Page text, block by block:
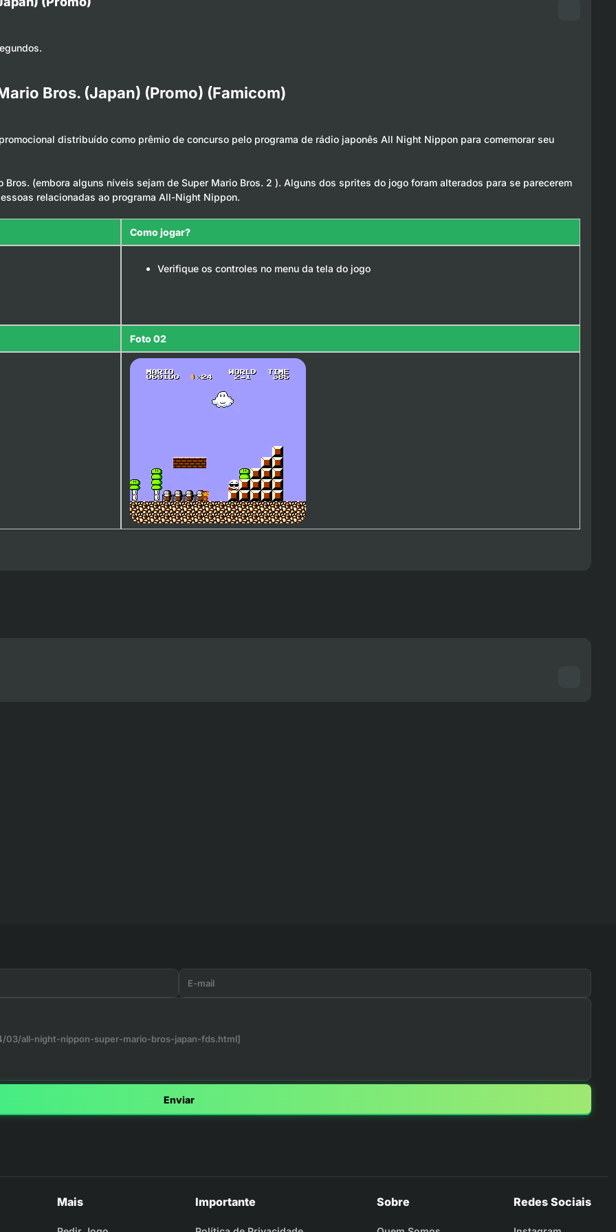
Bros. (Japan) (Promo) (Famicom)
distribuído como prêmio de concurso pelo programa de rádio japonês All Night Nippon para comemorar seu
(embora alguns níveis sejam de Super Mario Bros. 2 ). Alguns dos sprites do jogo foram alterados para se parecerem
relacionadas ao programa All-Night Nippon.
Como jogar?
Verifique os controles no menu da tela do jogo
Foto 02
Enviar
Mais Importante Sobre Redes Sociais